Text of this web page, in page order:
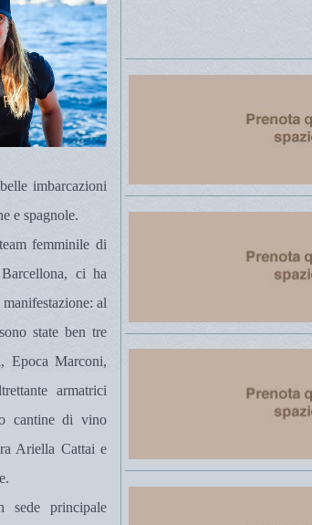
imbarcazioni
e spagnole.
femminile di
ci ha
al
state ben tre
Epoca Marconi,
armatrici
cantine di vino
Ariella Cattai e
sede principale